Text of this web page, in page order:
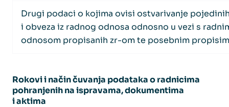
Drugi podaci o kojima ovisi ostvarivanje
i obveza iz radnog odnosa odnosno u vezi s
odnosom propisanih zr-om te posebnim
Rokovi i način čuvanja podataka o radnicima
pohranjenih na ispravama, dokumentima
i aktima